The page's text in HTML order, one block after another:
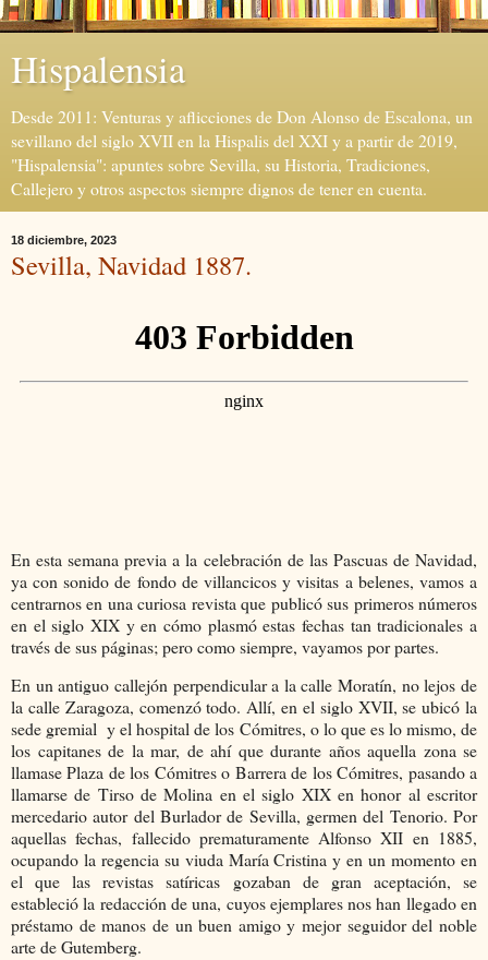
Hispalensia
Desde 2011: Venturas y aflicciones de Don Alonso de Escalona, un
sevillano del siglo XVII en la Hispalis del XXI y a partir de 2019,
"Hispalensia": apuntes sobre Sevilla, su Historia, Tradiciones,
Callejero y otros aspectos siempre dignos de tener en cuenta.
18 diciembre, 2023
Sevilla, Navidad 1887.
En esta semana previa a la celebración de las Pascuas de Navidad,
ya con sonido de fondo de villancicos y visitas a belenes, vamos a
centrarnos en una curiosa revista que publicó sus primeros números
en el siglo XIX y en cómo plasmó estas fechas tan tradicionales a
través de sus páginas; pero como siempre, vayamos por partes.
En un antiguo callejón perpendicular a la calle Moratín, no lejos de
la calle Zaragoza, comenzó todo. Allí, en el siglo XVII, se ubicó la
sede gremial y el hospital de los Cómitres, o lo que es lo mismo, de
los capitanes de la mar, de ahí que durante años aquella zona se
llamase Plaza de los Cómitres o Barrera de los Cómitres, pasando a
llamarse de Tirso de Molina en el siglo XIX en honor al escritor
mercedario autor del Burlador de Sevilla, germen del Tenorio. Por
aquellas fechas, fallecido prematuramente Alfonso XII en 1885,
ocupando la regencia su viuda María Cristina y en un momento en
el que las revistas satíricas gozaban de gran aceptación, se
estableció la redacción de una, cuyos ejemplares nos han llegado en
préstamo de manos de un buen amigo y mejor seguidor del noble
arte de Gutemberg.